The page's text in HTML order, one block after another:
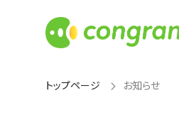
トップページ お知らせ